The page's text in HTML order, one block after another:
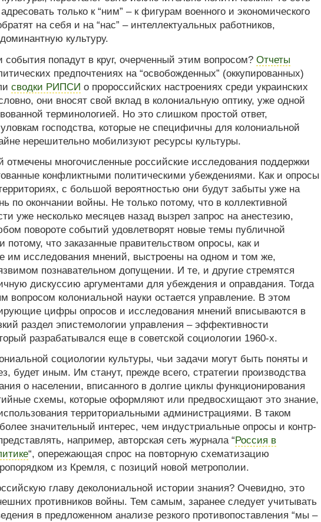
только к “ним” – к фигурам военного и экономического
на себя и на “нас” – интеллектуальных работников,
культуру.
события попадут в круг, очерченный этим вопросом? Отчеты
предпочтениях на “освобожденных” (оккупированных)
сводки РИПСИ о пророссийских настроениях среди украинских
они вносят свой вклад в колониальную оптику, уже одной
терминологией. Но это слишком простой ответ,
господства, которые не специфичны для колониальной
нерешительно мобилизуют ресурсы культуры.
отмечены многочисленные российские исследования поддержки
конфликтными политическими убеждениями. Как и опросы
с большой вероятностью они будут забыты уже на
по окончании войны. Не только потому, что в коллективной
уже несколько месяцев назад вызрел запрос на анестезию,
повороте событий удовлетворят новые темы публичной
потому, что заказанные правительством опросы, как и
им исследования мнений, выстроены на одном и том же,
познавательном допущении. И те, и другие стремятся
дискуссию аргументами для убеждения и оправдания. Тогда
вопросом колониальной науки остается управление. В этом
цифры опросов и исследования мнений вписываются в
раздел эпистемологии управления – эффективности
разрабатывался еще в советской социологии 1960-х.
социологии культуры, чьи задачи могут быть поняты и
будет иным. Им станут, прежде всего, стратегии производства
о населении, вписанного в долгие циклы функционирования
схемы, которые оформляют или предвосхищают это знание,
территориальными администрациями. В таком
более значительный интерес, чем индустриальные опросы и контр-
например, авторская сеть журнала “Россия в
“, опережающая спрос на повторную схематизацию
из Кремля, с позиций новой метрополии.
главу деколониальной истории знания? Очевидно, это
противников войны. Тем самым, заранее следует учитывать
в предложенном анализе резкого противопоставления “мы –